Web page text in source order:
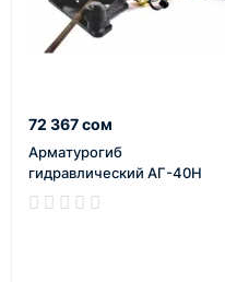
72 367 сом
Арматурогиб
гидравлический АГ-40Н